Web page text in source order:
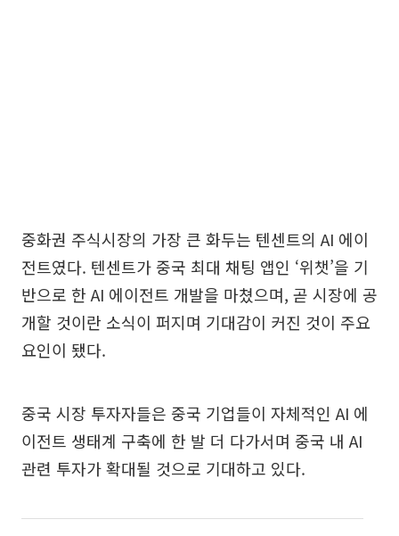
중화권 주식시장의 가장 큰 화두는 텐센트의 AI 에이
전트였다. 텐센트가 중국 최대 채팅 앱인 ‘위챗’을 기
반으로 한 AI 에이전트 개발을 마쳤으며, 곧 시장에 공
개할 것이란 소식이 퍼지며 기대감이 커진 것이 주요
요인이 됐다.
중국 시장 투자자들은 중국 기업들이 자체적인 AI 에
이전트 생태계 구축에 한 발 더 다가서며 중국 내 AI
관련 투자가 확대될 것으로 기대하고 있다.